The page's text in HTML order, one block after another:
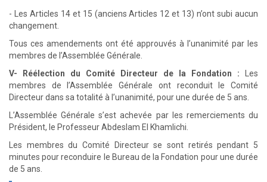
- Les Articles 14 et 15 (anciens Articles 12 et 13) n’ont subi aucun
changement.
Tous ces amendements ont été approuvés à l’unanimité par les
membres de l’Assemblée Générale.
V- Réélection du Comité Directeur de la Fondation : Les
membres de l’Assemblée Générale ont reconduit le Comité
Directeur dans sa totalité à l’unanimité, pour une durée de 5 ans.
L’Assemblée Générale s’est achevée par les remerciements du
Président, le Professeur Abdeslam El Khamlichi.
Les membres du Comité Directeur se sont retirés pendant 5
minutes pour reconduire le Bureau de la Fondation pour une durée
de 5 ans.